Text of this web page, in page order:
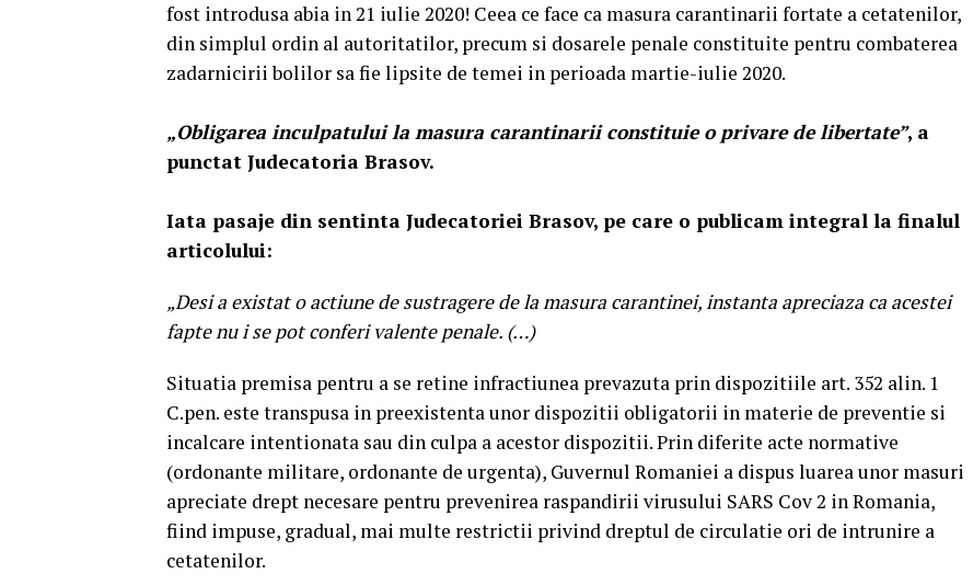
fost introdusa abia in 21 iulie 2020! Ceea ce face ca masura carantinarii fortate a cetatenilor,
din simplul ordin al autoritatilor, precum si dosarele penale constituite pentru combaterea
zadarnicirii bolilor sa fie lipsite de temei in perioada martie-iulie 2020.
„Obligarea inculpatului la masura carantinarii constituie o privare de libertate”, a
punctat Judecatoria Brasov.
Iata pasaje din sentinta Judecatoriei Brasov, pe care o publicam integral la finalul
articolului:
„Desi a existat o actiune de sustragere de la masura carantinei, instanta apreciaza ca acestei
fapte nu i se pot conferi valente penale. (…)
Situatia premisa pentru a se retine infractiunea prevazuta prin dispozitiile art. 352 alin. 1
C.pen. este transpusa in preexistenta unor dispozitii obligatorii in materie de preventie si
incalcare intentionata sau din culpa a acestor dispozitii. Prin diferite acte normative
(ordonante militare, ordonante de urgenta), Guvernul Romaniei a dispus luarea unor masuri
apreciate drept necesare pentru prevenirea raspandirii virusului SARS Cov 2 in Romania,
fiind impuse, gradual, mai multe restrictii privind dreptul de circulatie ori de intrunire a
cetatenilor.